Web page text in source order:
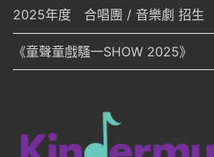
2025年度 合唱團 / 音樂劇 招生
《童聲童戲騷一SHOW 2025》